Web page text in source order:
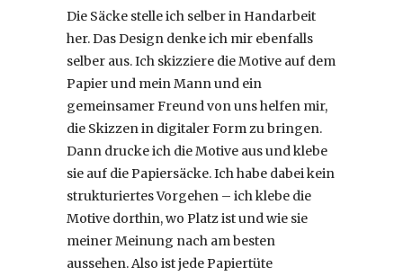
Die Säcke stelle ich selber in Handarbeit
her. Das Design denke ich mir ebenfalls
selber aus. Ich skizziere die Motive auf dem
Papier und mein Mann und ein
gemeinsamer Freund von uns helfen mir,
die Skizzen in digitaler Form zu bringen.
Dann drucke ich die Motive aus und klebe
sie auf die Papiersäcke. Ich habe dabei kein
strukturiertes Vorgehen – ich klebe die
Motive dorthin, wo Platz ist und wie sie
meiner Meinung nach am besten
aussehen. Also ist jede Papiertüte